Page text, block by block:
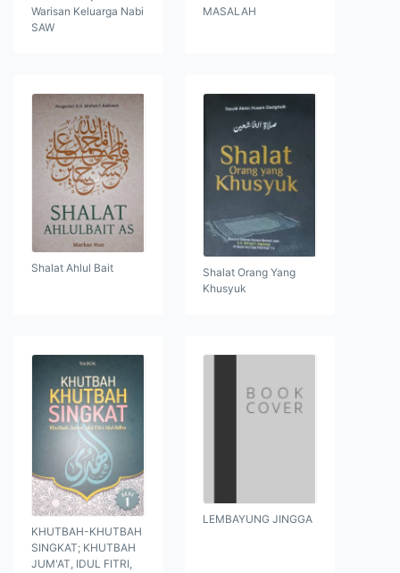
Warisan Keluarga Nabi
SAW
MASALAH
Shalat Ahlul Bait
Shalat Orang Yang
Khusyuk
KHUTBAH-KHUTBAH
SINGKAT; KHUTBAH
JUM'AT, IDUL FITRI,
LEMBAYUNG JINGGA